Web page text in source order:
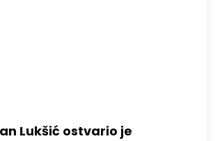
Lukšić ostvario je